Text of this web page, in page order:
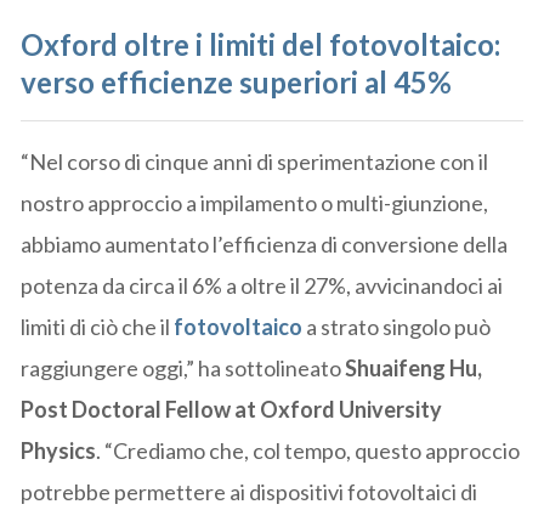
Oxford oltre i limiti del fotovoltaico:
verso efficienze superiori al 45%
“Nel corso di cinque anni di sperimentazione con il
nostro approccio a impilamento o multi-giunzione,
abbiamo aumentato l’efficienza di conversione della
potenza da circa il 6% a oltre il 27%, avvicinandoci ai
limiti di ciò che il fotovoltaico a strato singolo può
raggiungere oggi,” ha sottolineatoShuaifeng Hu,
Post Doctoral Fellow at Oxford University
Physics. “Crediamo che, col tempo, questo approccio
potrebbe permettere ai dispositivi fotovoltaici di